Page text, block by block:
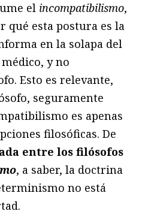
el incompatibilismo,
qué esta postura es la
en la solapa del
y no
Esto es relevante,
seguramente
es apenas
filosóficas. De
entre los filósofos
, a saber, la doctrina
no está